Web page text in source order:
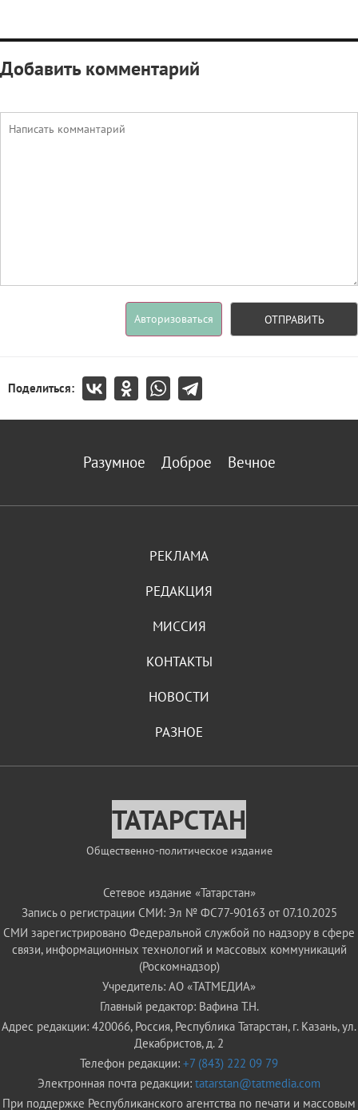
Добавить комментарий
Авторизоваться ОТПРАВИТЬ
Поделиться:
Разумное Доброе Вечное
РЕКЛАМА
РЕДАКЦИЯ
МИССИЯ
КОНТАКТЫ
НОВОСТИ
РАЗНОЕ
ТАТАРСТАН
Общественно-политическое издание
Сетевое издание «Татарстан»
Запись о регистрации СМИ: Эл № ФС77-90163 от 07.10.2025
СМИ зарегистрировано Федеральной службой по надзору в сфере
связи, информационных технологий и массовых коммуникаций
(Роскомнадзор)
Учредитель: АО «ТАТМЕДИА»
Главный редактор: Вафина Т.Н.
Адрес редакции: 420066, Россия, Республика Татарстан, г. Казань, ул.
Декабристов, д. 2
Телефон редакции: +7 (843) 222 09 79
Электронная почта редакции: tatarstan@tatmedia.com
При поддержке Республиканского агентства по печати и массовым